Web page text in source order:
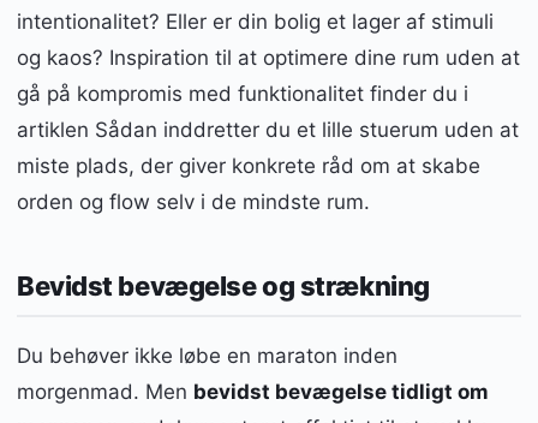
intentionalitet? Eller er din bolig et lager af stimuli
og kaos? Inspiration til at optimere dine rum uden at
gå på kompromis med funktionalitet finder du i
artiklen Sådan inddretter du et lille stuerum uden at
miste plads, der giver konkrete råd om at skabe
orden og flow selv i de mindste rum.
Bevidst bevægelse og strækning
Du behøver ikke løbe en maraton inden
morgenmad. Men bevidst bevægelse tidligt om